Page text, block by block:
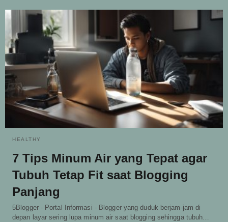
HEALTHY
7 Tips Minum Air yang Tepat agar
Tubuh Tetap Fit saat Blogging
Panjang
5Blogger - Portal Informasi - Blogger yang duduk berjam-jam di
depan layar sering lupa minum air saat blogging sehingga tubuh…